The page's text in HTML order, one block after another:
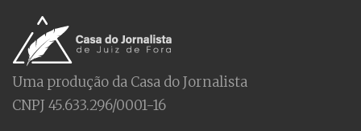
Uma produção da Casa do Jornalista
CNPJ 45.633.296/0001-16